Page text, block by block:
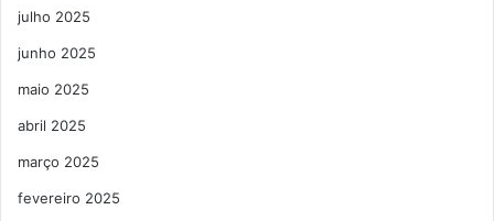
julho 2025
junho 2025
maio 2025
abril 2025
março 2025
fevereiro 2025